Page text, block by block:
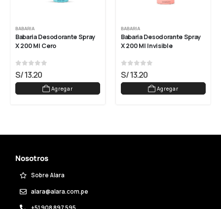
BABARIA
Babaria Desodorante Spray
X 200 Ml Cero
0 out of 5
S/13.20
Agregar
BABARIA
Babaria Desodorante Spray
X 200 Ml Invisible
0 out of 5
S/13.20
Agregar
Nosotros
Sobre Alara
alara@alara.com.pe